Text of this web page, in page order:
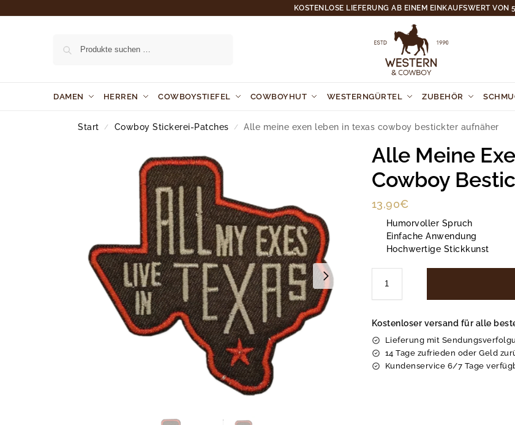
KOSTENLOSE LIEFERUNG AB EINEM EINKAUFSWERT VON
DAMEN HERREN COWBOYSTIEFEL COWBOYHUT WESTERNGÜRTEL ZUBEHÖR
Start / Cowboy Stickerei-Patches / Alle meine exen leben in texas cowboy bestickter aufnäher
Alle Meine
Cowboy
13,90€
Humorvoller Spruch
Einfache Anwendung
Hochwertige Stickkunst
Kostenloser versand für alle
Lieferung mit
14 Tage zufrieden oder Geld
Kundenservice 6/7 Tage